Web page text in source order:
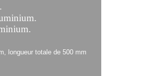
longueur totale de 500 mm